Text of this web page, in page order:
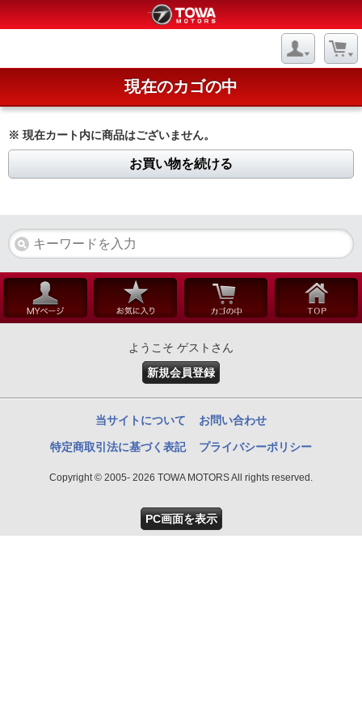
現在のカゴの中
※ 現在カート内に商品はございません。
お買い物を続ける
ようこそ ゲストさん
新規会員登録
当サイトについて お問い合わせ
特定商取引法に基づく表記 プライバシーポリシー
Copyright © 2005- 2026 TOWA MOTORS All rights reserved.
PC画面を表示